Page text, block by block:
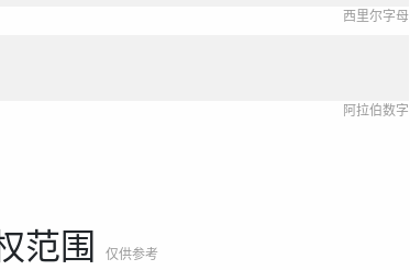
西里尔字母
阿拉伯数字
范围 仅供参考